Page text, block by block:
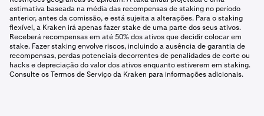
estimativa baseada na média das recompensas de staking no período
anterior, antes da comissão, e está sujeita a alterações. Para o staking
flexível, a Kraken irá apenas fazer stake de uma parte dos seus ativos.
Receberá recompensas em até 50% dos ativos que decidir colocar em
stake. Fazer staking envolve riscos, incluindo a ausência de garantia de
recompensas, perdas potenciais decorrentes de penalidades de corte ou
hacks e depreciação do valor dos ativos enquanto estiverem em staking.
Consulte os Termos de Serviço da Kraken para informações adicionais.